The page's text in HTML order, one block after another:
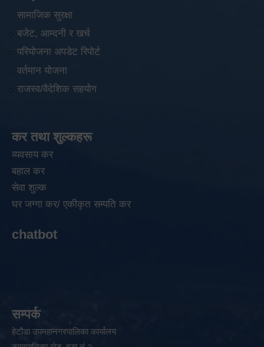
सामाजिक सुरक्षा
बजेट, आम्दनी र खर्च
परियोजना अपडेट रिपोर्ट
वर्तमान योजना
राजस्व/वैदेशिक सहयोग
कर तथा शुल्कहरू
व्यवसाय कर
बहाल कर
सेवा शुल्क
घर जग्गा कर/ एकीकृत सम्पति कर
chatbot
सम्पर्क
हेटौडा उपमहानगरपालिका कार्यालय